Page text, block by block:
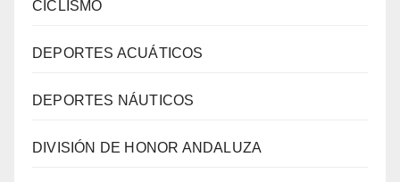
CICLISMO
DEPORTES ACUÁTICOS
DEPORTES NÁUTICOS
DIVISIÓN DE HONOR ANDALUZA